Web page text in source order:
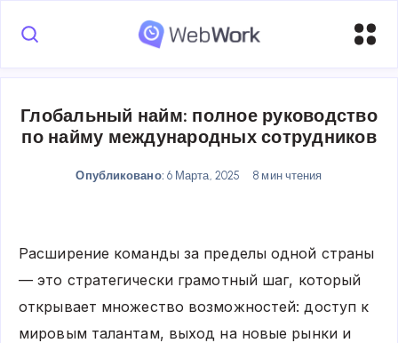
Глобальный найм: полное руководство
по найму международных сотрудников
Опубликовано: 6 Марта, 2025 8 мин чтения
Расширение команды за пределы одной страны
— это стратегически грамотный шаг, который
открывает множество возможностей: доступ к
мировым талантам, выход на новые рынки и